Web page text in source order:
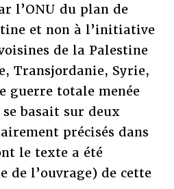
l’ONU du plan de
et non à l’initiative
de la Palestine
Transjordanie, Syrie,
guerre totale menée
se basait sur deux
précisés dans
le texte a été
de l’ouvrage) de cette